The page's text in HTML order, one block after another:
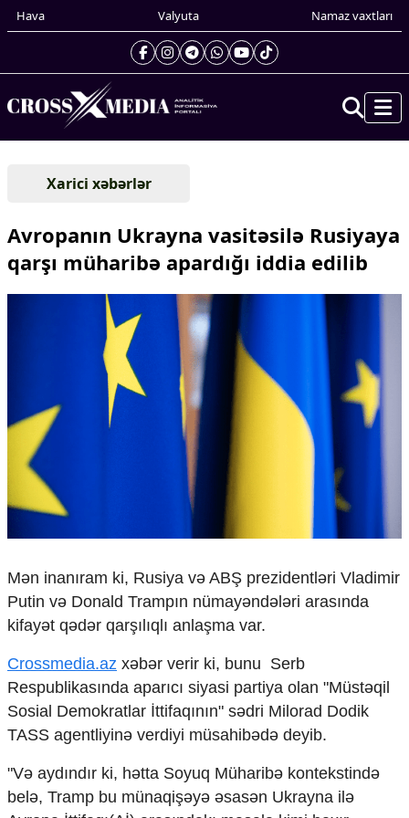
Hava Valyuta Namaz vaxtları
Gündəm
Xarici xəbərlər
Cənubi Qafqaz
Yaxın Şərq
Çarpaz baxış
Təhlil
Siyasi
Geosiyasi
İqtisadi
Sosioloji
Araşdırma
Multimedia
Foto
İnfoqrafika
Podcast
Humanitar
Elm və təhsil
Mədəniyyət
Diaspor
Yüksəliş hekayəsi
Xarici xəbərlər
Avropanın Ukrayna vasitəsilə Rusiyaya
qarşı müharibə apardığı iddia edilib
Mən inanıram ki, Rusiya və ABŞ prezidentləri Vladimir
Putin və Donald Trampın nümayəndələri arasında
kifayət qədər qarşılıqlı anlaşma var.
Crossmedia.az xəbər verir ki, bunu Serb
Respublikasında aparıcı siyasi partiya olan "Müstəqil
Sosial Demokratlar İttifaqının" sədri Milorad Dodik
TASS agentliyinə verdiyi müsahibədə deyib.
"Və aydındır ki, hətta Soyuq Müharibə kontekstində
belə, Tramp bu münaqişəyə əsasən Ukrayna ilə